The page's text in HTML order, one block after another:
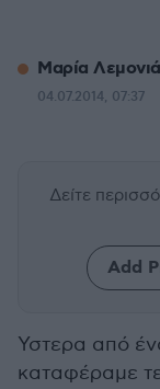
Μαρία Λεμονιά
04.07.2014, 07:37
Δείτε
Add
Υστερα από
καταφέραμε